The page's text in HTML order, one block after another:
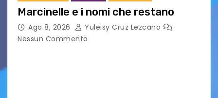
Marcinelle e i nomi che restano
Ago 8, 2026
Yuleisy Cruz Lezcano
Nessun Commento